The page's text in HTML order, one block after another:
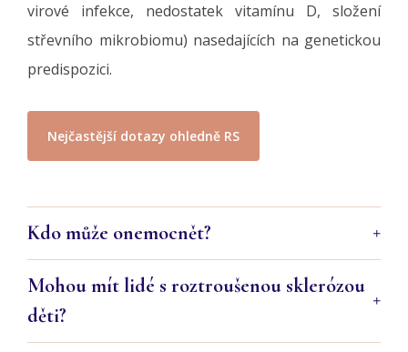
virové infekce, nedostatek vitamínu D, složení
střevního mikrobiomu) nasedajících na genetickou
predispozici.
Nejčastější dotazy ohledně RS
Kdo může onemocnět?
Mohou mít lidé s roztroušenou sklerózou
děti?